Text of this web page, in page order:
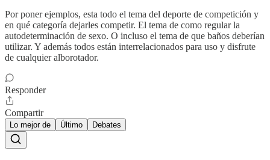
Por poner ejemplos, esta todo el tema del deporte de competición y
en qué categoría dejarles competir. El tema de como regular la
autodeterminación de sexo. O incluso el tema de que baños deberían
utilizar. Y además todos están interrelacionados para uso y disfrute
de cualquier alborotador.
Responder
Compartir
Lo mejor de Último Debates